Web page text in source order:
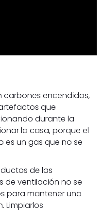
carbones encendidos,
que
durante la
la casa, porque el
es un gas que no se
de las
de ventilación no se
para mantener una
Limpiarlos